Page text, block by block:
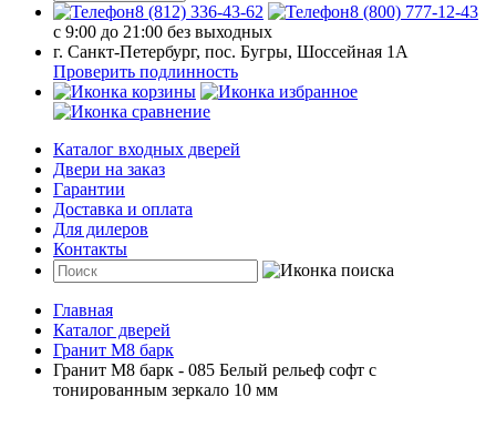
8 (812) 336-43-62
8 (800) 777-12-43
с 9:00 до 21:00 без выходных
г. Санкт-Петербург, пос. Бугры, Шоссейная 1А
Проверить подлинность
Каталог входных дверей
Двери на заказ
Гарантии
Доставка и оплата
Для дилеров
Контакты
Главная
Каталог дверей
Гранит М8 барк
Гранит М8 барк - 085 Белый рельеф софт с
тонированным зеркало 10 мм